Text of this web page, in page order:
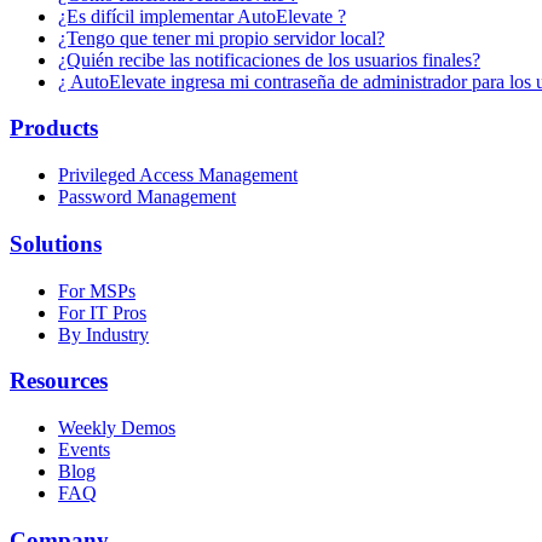
¿Es difícil implementar AutoElevate ?
¿Tengo que tener mi propio servidor local?
¿Quién recibe las notificaciones de los usuarios finales?
¿ AutoElevate ingresa mi contraseña de administrador para los
Products
Privileged Access Management
Password Management
Solutions
For MSPs
For IT Pros
By Industry
Resources
Weekly Demos
Events
Blog
FAQ